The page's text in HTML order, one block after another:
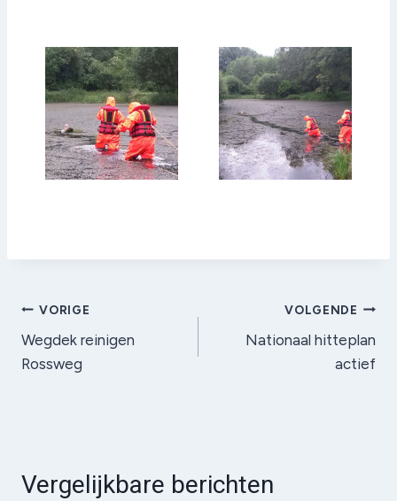
Bericht
navigatie
VORIGE
Wegdek reinigen
Rossweg
VOLGENDE
Nationaal hitteplan
actief
Vergelijkbare berichten